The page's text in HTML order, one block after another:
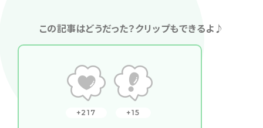
この記事はどうだった？クリップもできるよ♪
217 15